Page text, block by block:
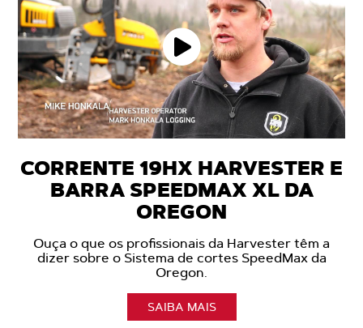
CORRENTE 19HX HARVESTER E
BARRA SPEEDMAX XL DA
OREGON
Ouça o que os profissionais da Harvester têm a
dizer sobre o Sistema de cortes SpeedMax da
Oregon.
SAIBA MAIS